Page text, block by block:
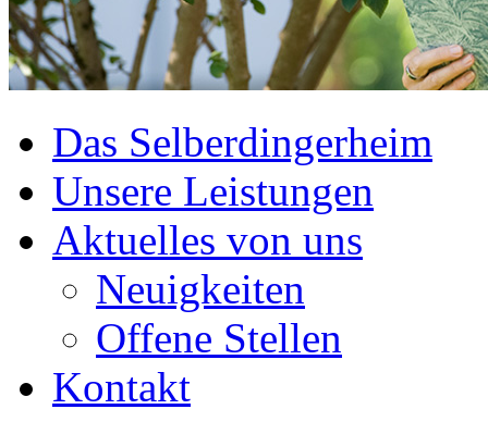
Das Selberdingerheim
Unsere Leistungen
Aktuelles von uns
Neuigkeiten
Offene Stellen
Kontakt